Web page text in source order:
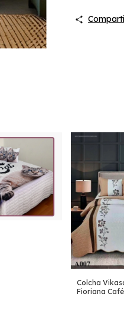
Colcha
Fioriana Café